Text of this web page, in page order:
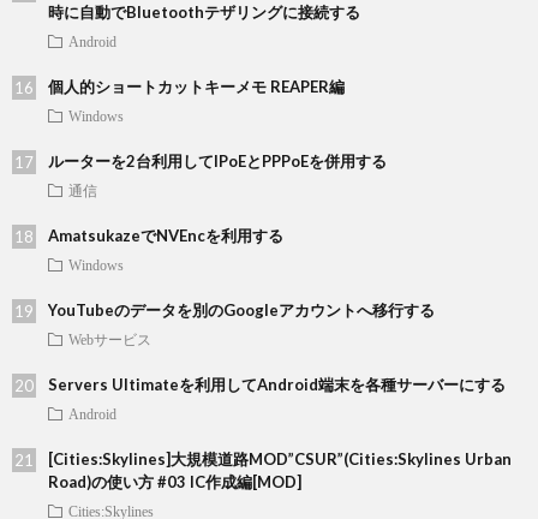
時に自動でBluetoothテザリングに接続する
Android
個人的ショートカットキーメモ REAPER編
Windows
ルーターを2台利用してIPoEとPPPoEを併用する
通信
AmatsukazeでNVEncを利用する
Windows
YouTubeのデータを別のGoogleアカウントへ移行する
Webサービス
Servers Ultimateを利用してAndroid端末を各種サーバーにする
Android
[Cities:Skylines]大規模道路MOD”CSUR”(Cities:Skylines Urban
Road)の使い方 #03 IC作成編[MOD]
Cities:Skylines